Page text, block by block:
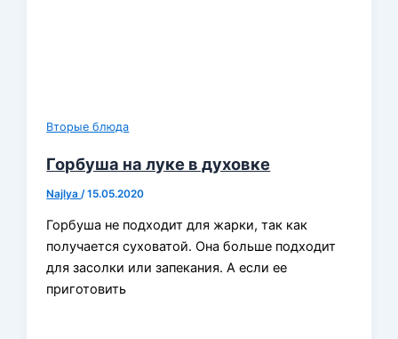
Вторые блюда
Горбуша на луке в духовке
Najlya /15.05.2020
Горбуша не подходит для жарки, так как
получается суховатой. Она больше подходит
для засолки или запекания. А если ее
приготовить